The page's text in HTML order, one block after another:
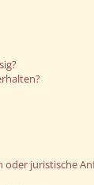
oder juristische